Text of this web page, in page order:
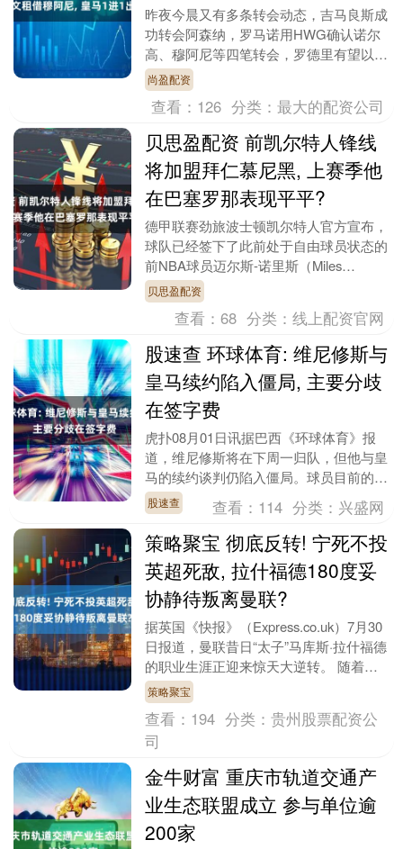
昨夜今晨又有多条转会动态，吉马良斯成
功转会阿森纳，罗马诺用HWG确认诺尔
高、穆阿尼等四笔转会，罗德里有望以
6500万欧元加盟皇马，佛罗伦萨希望租
借马斯坦托诺，具....
尚盈配资
查看： 126 分类：最大的配资公司
贝思盈配资 前凯尔特人锋线
将加盟拜仁慕尼黑, 上赛季他
在巴塞罗那表现平平?
德甲联赛劲旅波士顿凯尔特人官方宣布，
球队已经签下了此前处于自由球员状态的
前NBA球员迈尔斯-诺里斯（Miles
Norris），这也将是他首次出现在德甲联
赛赛场....
贝思盈配资
查看：68 分类：线上配资官网
股速查 环球体育: 维尼修斯与
皇马续约陷入僵局, 主要分歧
在签字费
虎扑08月01日讯据巴西《环球体育》报
道，维尼修斯将在下周一归队，但他与皇
马的续约谈判仍陷入僵局。球员目前的合
同将在2027年夏天到期，双方最大的分
歧并非年薪，....
股速查 查看： 114 分类： 兴盛网
策略聚宝 彻底反转! 宁死不投
英超死敌, 拉什福德180度妥
协静待叛离曼联?
据英国《快报》（Express.co.uk）7月30
日报道，曼联昔日“太子”马库斯·拉什福德
的职业生涯正迎来惊天大逆转。 随着夏
季转会窗口进入白热化，这位曾被寄....
策略聚宝
查看： 194 分类：贵州股票配资公
司
金牛财富 重庆市轨道交通产
业生态联盟成立 参与单位逾
200家